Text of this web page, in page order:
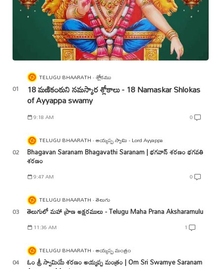
TELUGU BHAARATH శ్లోకము
18 మణికంఠుని నమస్కార శ్లోకాలు - 18 Namaskar Shlokas
of Ayyappa swamy
9:18 AM 0
TELUGU BHAARATH అయ్యప్ప స్వామి - Lord Ayyappa
Bhagavan Saranam Bhagavathi Saranam | భగవాన్ శరణం భగవతి
శరణం
9:47 AM 0
TELUGU BHAARATH తెలుగు
తెలుగులో మహా ప్రాణ అక్షరములు - Telugu Maha Prana Aksharamulu
11:36 AM 1
TELUGU BHAARATH అయ్యప్ప మంత్రం
ఓం శ్రీ స్వామియే శరణం అయ్యప్ప మంత్రం | Om Sri Swamye Saranam